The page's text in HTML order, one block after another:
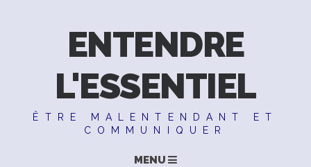
ENTENDRE
L'ESSENTIEL
ÊTRE MALENTENDANT ET
COMMUNIQUER
MENU